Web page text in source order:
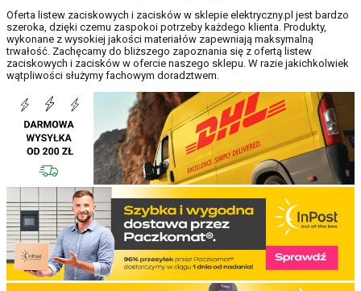
Oferta listew zaciskowych i zacisków w sklepie elektryczny.pl jest bardzo
szeroka, dzięki czemu zaspokoi potrzeby każdego klienta. Produkty,
wykonane z wysokiej jakości materiałów zapewniają maksymalną
trwałość. Zachęcamy do bliższego zapoznania się z ofertą listew
zaciskowych i zacisków w ofercie naszego sklepu. W razie jakichkolwiek
wątpliwości służymy fachowym doradztwem.